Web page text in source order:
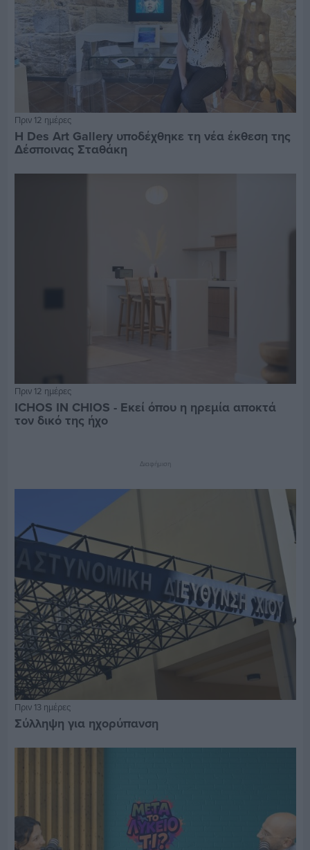
Πριν 12 ημέρες
Η Des Art Gallery υποδέχθηκε τη νέα έκθεση της
Δέσποινας Σταθάκη
Πριν 12 ημέρες
ICHOS IN CHIOS - Εκεί όπου η ηρεμία αποκτά
τον δικό της ήχο
Διαφήμιση
Πριν 13 ημέρες
Σύλληψη για ηχορύπανση